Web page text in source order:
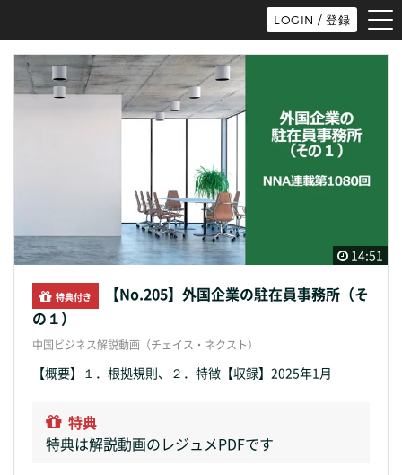
LOGIN / 登録
14:51
特典付き
【No.205】外国企業の駐在員事務所（そ
の１）
中国ビジネス解説動画（チェイス・ネクスト）
【概要】１．根拠規則、２．特徴【収録】2025年1月
特典
特典は解説動画のレジュメPDFです